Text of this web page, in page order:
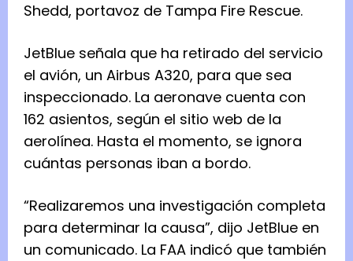
Shedd, portavoz de Tampa Fire Rescue.
JetBlue señala que ha retirado del servicio
el avión, un Airbus A320, para que sea
inspeccionado. La aeronave cuenta con
162 asientos, según el sitio web de la
aerolínea. Hasta el momento, se ignora
cuántas personas iban a bordo.
“Realizaremos una investigación completa
para determinar la causa”, dijo JetBlue en
un comunicado. La FAA indicó que también